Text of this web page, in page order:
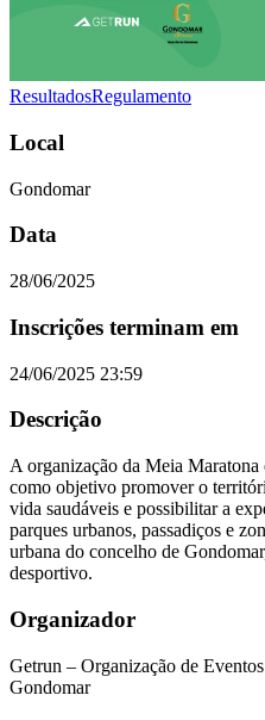
ResultadosRegulamento
Local
Gondomar
Data
28/06/2025
Inscrições terminam em
24/06/2025 23:59
Descrição
A organização da Meia Maratona
como objetivo promover o
vida saudáveis e possibilitar a
parques urbanos, passadiços e
urbana do concelho de
desportivo.
Organizador
Getrun – Organização de
Gondomar